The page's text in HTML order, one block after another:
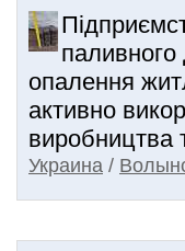
опалення
активно
виробництва
Украина /